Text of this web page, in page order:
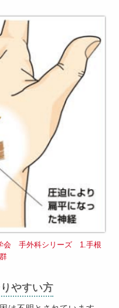
会 手外科シリーズ 1.手根
やすい方